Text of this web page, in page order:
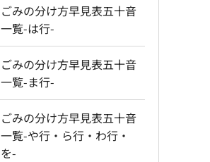
ごみの分け方早見表五十音
一覧-は行-
ごみの分け方早見表五十音
一覧-ま行-
ごみの分け方早見表五十音
一覧-や行・ら行・わ行・
を-